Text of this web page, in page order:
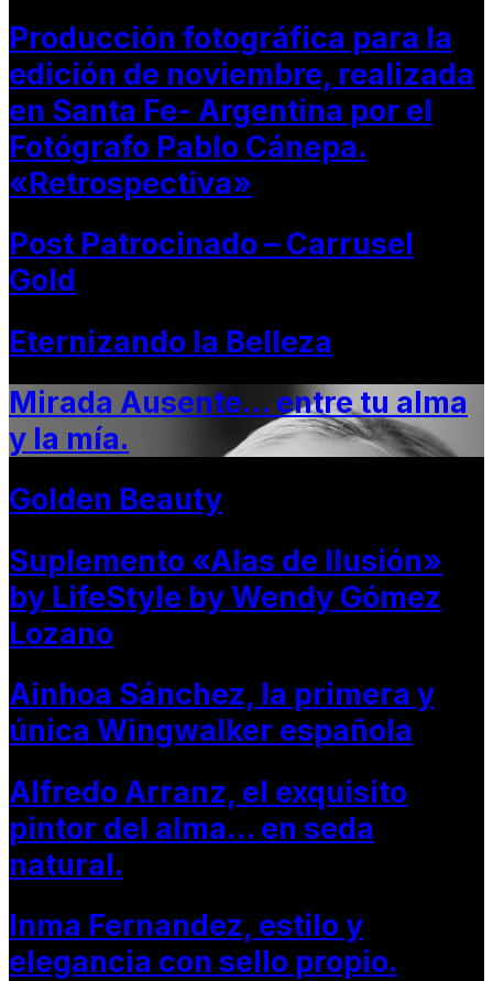
Producción fotográfica para la
edición de noviembre, realizada
en Santa Fe- Argentina por el
Fotógrafo Pablo Cánepa.
«Retrospectiva»
Post Patrocinado – Carrusel
Gold
Eternizando la Belleza
Mirada Ausente… entre tu alma
y la mía.
Golden Beauty
Suplemento «Alas de Ilusión»
by LifeStyle by Wendy Gómez
Lozano
Ainhoa Sánchez, la primera y
única Wingwalker española
Alfredo Arranz, el exquisito
pintor del alma… en seda
natural.
Inma Fernandez, estilo y
elegancia con sello propio.